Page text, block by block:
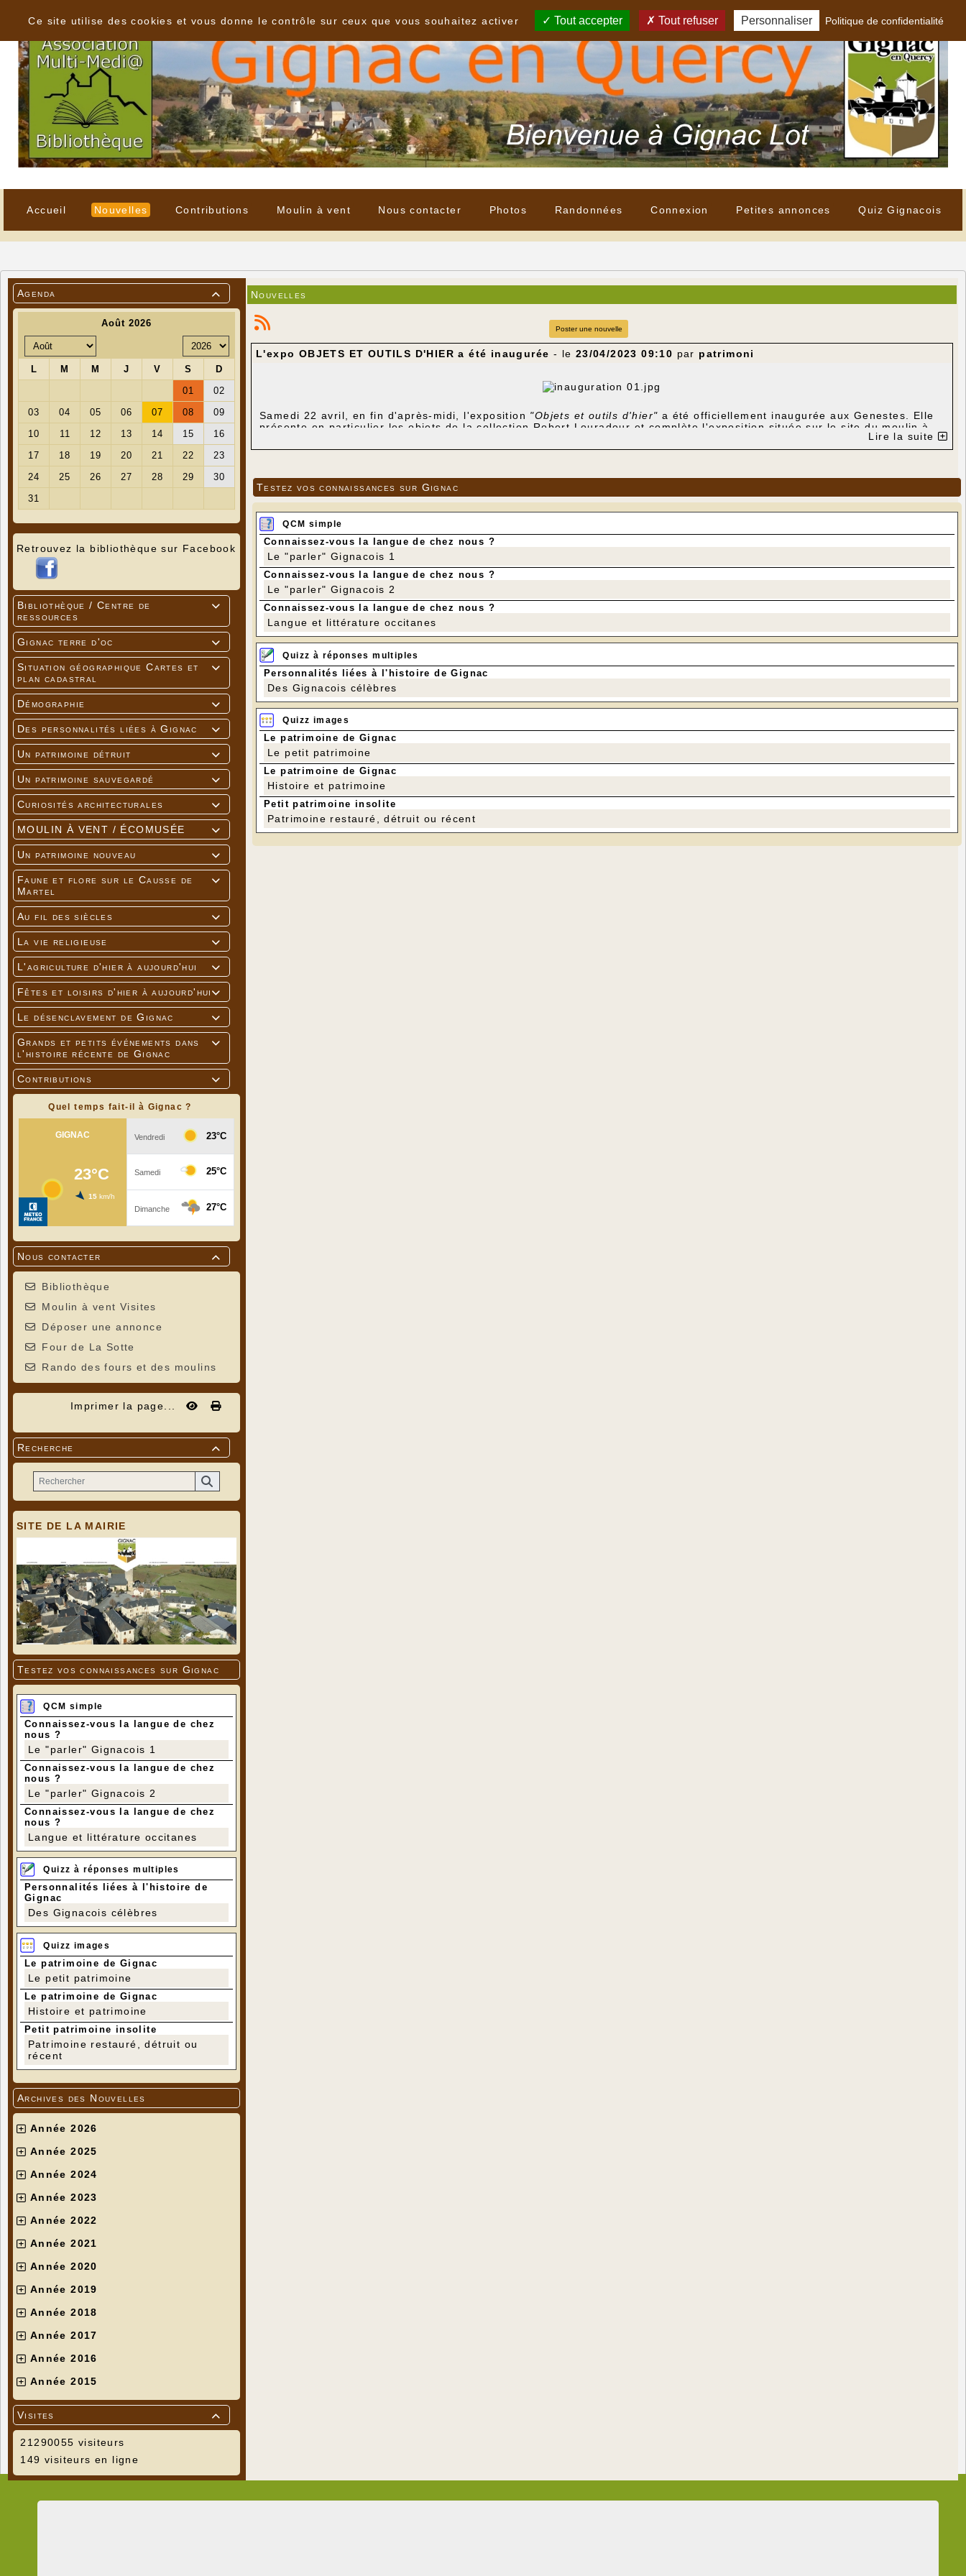
Accueil Nouvelles Contributions Moulin à vent Nous contacter Photos Randonnées Connexion Petites annonces Quiz Gignacois

Agenda
Retrouvez la bibliothèque sur Facebook

Bibliothèque / Centre de
ressources

Gignac terre d'oc

Situation géographique Cartes et
plan cadastral

Démographie

Des personnalités liées à Gignac

Un patrimoine détruit

Un patrimoine sauvegardé

Curiosités architecturales

MOULIN À VENT / ÉCOMUSÉE

Un patrimoine nouveau

Faune et flore sur le Causse de
Martel

Au fil des siècles

La vie religieuse

L'agriculture d'hier à aujourd'hui

Fêtes et loisirs d'hier à aujourd'hui

Le désenclavement de Gignac

Grands et petits événements dans
l'histoire récente de Gignac

Contributions
Quel temps fait-il à Gignac ?

Nous contacter
Bibliothèque
Moulin à vent Visites
Déposer une annonce
Four de La Sotte
Rando des fours et des moulins
Imprimer la page...

Recherche
SITE DE LA MAIRIE
Testez vos connaissances sur Gignac
QCM simple
Connaissez-vous la langue de chez
nous ?
Le "parler" Gignacois 1
Connaissez-vous la langue de chez
nous ?
Le "parler" Gignacois 2
Connaissez-vous la langue de chez
nous ?
Langue et littérature occitanes
Quizz à réponses multiples
Personnalités liées à l'histoire de
Gignac
Des Gignacois célèbres
Quizz images
Le patrimoine de Gignac
Le petit patrimoine
Le patrimoine de Gignac
Histoire et patrimoine
Petit patrimoine insolite
Patrimoine restauré, détruit ou
récent
Archives des Nouvelles
Année 2026
Année 2025
Année 2024
Année 2023
Année 2022
Année 2021
Année 2020
Année 2019
Année 2018
Année 2017
Année 2016
Année 2015

Visites
21290055 visiteurs
149 visiteurs en ligne
Nouvelles
Poster une nouvelle
L'expo OBJETS ET OUTILS D'HIER a été inaugurée - le 23/04/2023 09:10 par patrimoni
Samedi 22 avril, en fin d'après-midi, l'exposition "Objets et outils d'hier" a été officiellement inaugurée aux Genestes. Elle
présente en particulier les objets de la collection Robert Louradour et complète l'exposition située sur le site du moulin à
vent. Nous avons assisté, en quelques décennies, à la disparition définitive d'un univers : les objets du quotidien ne
serviront plus jamais. Ils méritent que les gestes de leurs propriétaires, leur peine inscrite dans l'usure du manche ou de
patrimoine matériel et immatériel.
Situation :Ancien atelier COSTA aux Genestes
Modalités d'ouverture du local aux particuliers et aux groupes :
soit par mail (rubrique Nous contacter), soit par téléphone au 05 65 37 70 53 (mairie) ou 05 65 37 77 41 (bibliothèque).
Lire la suite
Testez vos connaissances sur Gignac
QCM simple
Connaissez-vous la langue de chez nous ?
Le "parler" Gignacois 1
Connaissez-vous la langue de chez nous ?
Le "parler" Gignacois 2
Connaissez-vous la langue de chez nous ?
Langue et littérature occitanes
Quizz à réponses multiples
Personnalités liées à l'histoire de Gignac
Des Gignacois célèbres
Quizz images
Le patrimoine de Gignac
Le petit patrimoine
Le patrimoine de Gignac
Histoire et patrimoine
Petit patrimoine insolite
Patrimoine restauré, détruit ou récent
Ce site utilise des cookies et vous donne le contrôle sur ceux que vous souhaitez activer
Tout accepter Tout refuser Personnaliser Politique de confidentialité